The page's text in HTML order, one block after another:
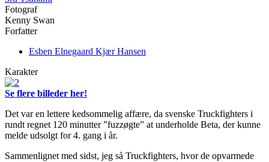
Fotograf
Kenny Swan
Forfatter
Esben Elnegaard Kjær Hansen
Karakter
Se flere billeder her!
Det var en lettere kedsommelig affære, da svenske Truckfighters i
rundt regnet 120 minutter ”fuzzøgte” at underholde Beta, der kunne
melde udsolgt for 4. gang i år.
Sammenlignet med sidst, jeg så Truckfighters, hvor de opvarmede